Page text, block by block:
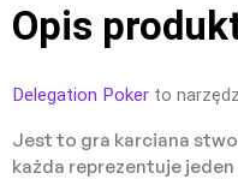
Opis
Delegation Poker to
Jest to gra karciana
każda reprezentuje